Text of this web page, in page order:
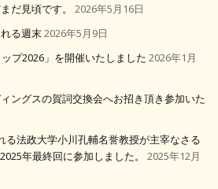
だ見頃です。
2026年5月16日
る週末2026年5月9日
プ2026」を開催いたしました 2026年1月
ングスの賀詞交換会へお招き頂き参加いた
る法政大学小川孔輔名誉教授が主宰なさる
年最終回に参加しました。
2025年12月